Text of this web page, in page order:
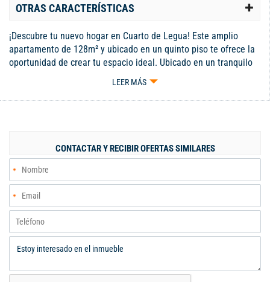
OTRAS CARACTERÍSTICAS
¡Descubre tu nuevo hogar en Cuarto de Legua! Este amplio
apartamento de 128m² y ubicado en un quinto piso te ofrece la
oportunidad de crear tu espacio ideal. Ubicado en un tranquilo
edificio de solo 14 apartamentos, disfrutarás de la privacidad y
comerciales como Cosmocentro y Mall Plaza, universidades
parqueadero propio en sótano. ¡Listo para remodelar a tu gusto!
Crea el hogar que siempre has soñado. Ascensor en pisos
intermedios, shut de basuras en cada piso y porteria diurna
¡Imagina las posibilidades de remodelar! teniendo en cuenta la
distribución versátil y pensar en acabados de alta calidad, este
apartamento es perfecto para familias o aquellos que buscan
un espacio amplio y funcional. ¡VEN Y CONÓCELO! AGENDA TU
CITA YA
LEER MÁS
CONTACTAR Y RECIBIR OFERTAS SIMILARES